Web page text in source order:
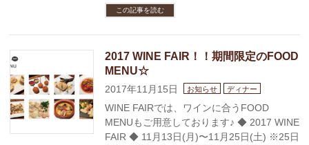
この記事を読む
2017 WINE FAIR！！期間限定のFOOD
MENU☆
2017年11月15日 お知らせ ディナー
WINE FAIRでは、ワインに合うFOOD
MENUもご用意しております♪ ◆ 2017 WINE
FAIR ◆ 11月13日(月)〜11月25日(土) ※25日